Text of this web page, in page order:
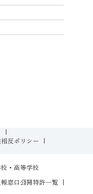
配慮）
Overseas
反ポリシー
・高等学校
窓口公開特許一覧